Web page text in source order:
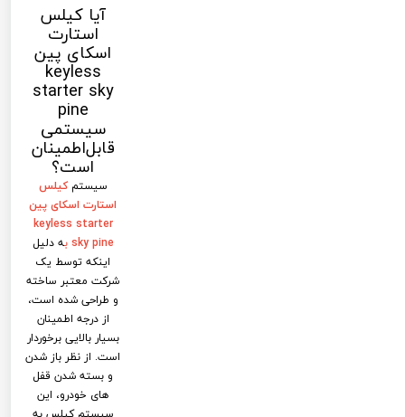
آیا کیلس
استارت
اسکای پین
keyless
starter sky
pine
سیستمی
قابل‌اطمینان
است؟
سیستمکیلس
استارت اسکای پین
keyless starter
sky pineبه دلیل
اینکه توسط یک
شرکت معتبر ساخته
و طراحی شده است،
از درجه اطمینان
بسیار بالایی برخوردار
است. از نظر باز شدن
و بسته شدن قفل
های خودرو، این